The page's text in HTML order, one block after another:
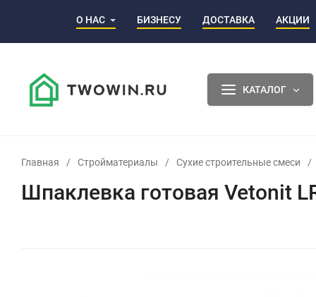
О НАС БИЗНЕСУ ДОСТАВКА АКЦИИ
КАТАЛОГ
Главная / Стройматериалы / Сухие строительные смеси /
Шпаклевка готовая Vetonit